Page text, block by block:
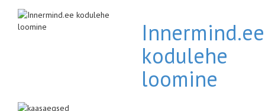
Innermind.ee
kodulehe
loomine